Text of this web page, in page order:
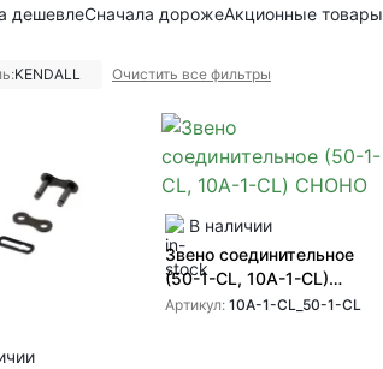
Менеджеры
дешевлеСначала дорожеАкционные товары
KENDALL Очистить все фильтры
В наличии
Звено соединительное
(50-1-CL, 10A-1-CL)
CHOHO
Артикул:10A-1-CL_50-1-CL